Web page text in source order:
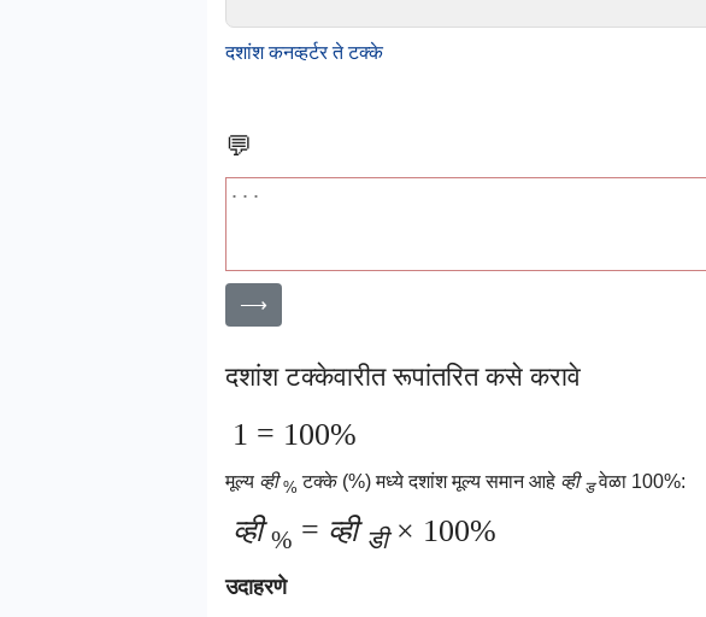
दशांश कनव्हर्टर ते टक्के
💬
⟶
दशांश टक्केवारीत रूपांतरित कसे करावे
1 = 100%
मूल्य व्ही% टक्के (%) मध्ये दशांश मूल्य समान आहे व्हीडवेळा 100%:
व्ही% = व्ही डी× 100%
उदाहरणे